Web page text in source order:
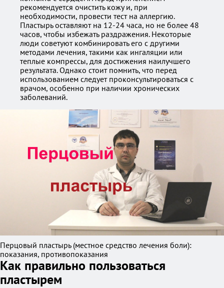
рекомендуется очистить кожу и, при
необходимости, провести тест на аллергию.
Пластырь оставляют на 12-24 часа, но не более 48
часов, чтобы избежать раздражения. Некоторые
люди советуют комбинировать его с другими
методами лечения, такими как ингаляции или
теплые компрессы, для достижения наилучшего
результата. Однако стоит помнить, что перед
использованием следует проконсультироваться с
врачом, особенно при наличии хронических
заболеваний.
Перцовый пластырь (местное средство лечения боли):
показания, противопоказания
Как правильно пользоваться
пластырем